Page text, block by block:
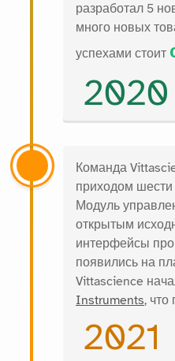
разработал 5
много новых
успехами стоит
2020
Команда
приходом шести
Модуль
открытым
интерфейсы
появились на
Vittascience
Instruments, что
2021